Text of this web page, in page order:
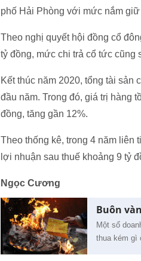
phố Hải Phòng với mức nắm giữ
Theo nghị quyết hội đồng cổ
tỷ đồng, mức chi trả cổ tức cũng
Kết thúc năm 2020, tổng tài sản
đầu năm. Trong đó, giá trị hàng
đồng, tăng gần 12%.
Theo thống kê, trong 4 năm liên
lợi nhuận sau thuế khoảng 9 tỷ
Ngọc Cương
Buôn
Một số
thua kém gì